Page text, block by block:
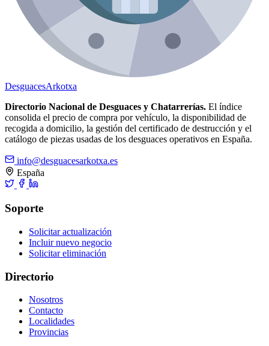
DesguacesArkotxa
Directorio Nacional de Desguaces y Chatarrerías. El índice
consolida el precio de compra por vehículo, la disponibilidad de
recogida a domicilio, la gestión del certificado de destrucción y el
catálogo de piezas usadas de los desguaces operativos en España.
info@desguacesarkotxa.es
España
Soporte
Solicitar actualización
Incluir nuevo negocio
Solicitar eliminación
Directorio
Nosotros
Contacto
Localidades
Provincias